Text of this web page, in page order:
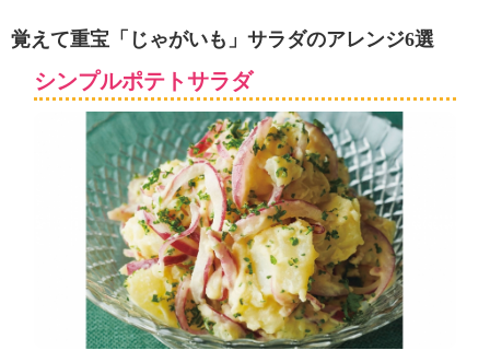
ナ
ル
「
み
ん
な
の
き
ょ
う
の
料
理
」
覚えて重宝「じゃがいも」サラダのアレンジ6選
シンプルポテトサラダ